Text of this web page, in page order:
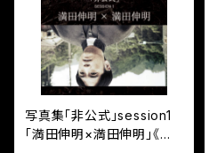
写真集「非公式」session1
「満田伸明×満田伸明」《電